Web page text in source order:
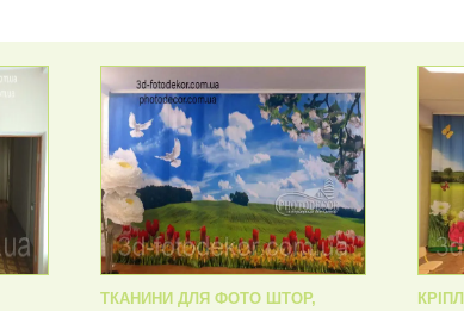
ТКАНИНИ ДЛЯ ФОТО ШТОР,